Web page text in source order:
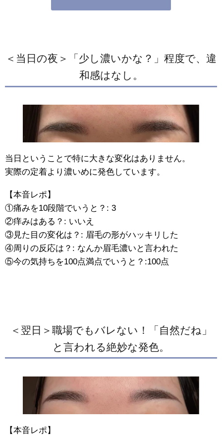
＜当日の夜＞「少し濃いかな？」程度で、違
和感はなし。
当日ということで特に大きな変化はありません。
実際の定着より濃いめに発色しています。
【本音レポ】
①痛みを10段階でいうと？: 3
②痒みはある？: いいえ
③見た目の変化は？: 眉毛の形がハッキリした
④周りの反応は？: なんか眉毛濃いと言われた
⑤今の気持ちを100点満点でいうと？:100点
＜翌日＞職場でもバレない！「自然だね」
と言われる絶妙な発色。
【本音レポ】